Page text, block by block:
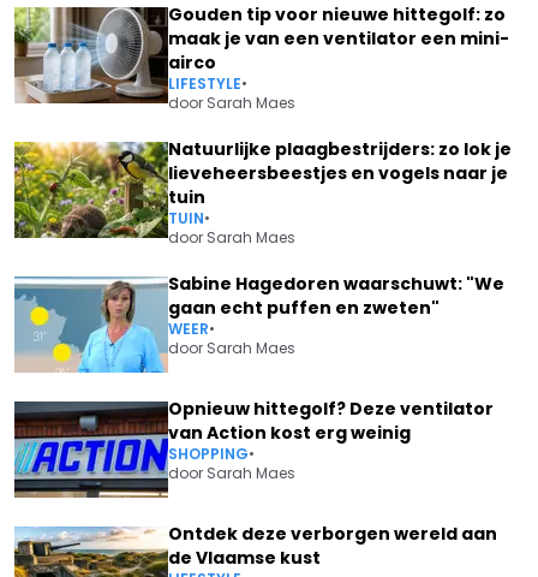
Gouden tip voor nieuwe hittegolf: zo
maak je van een ventilator een mini-
airco
LIFESTYLE•
door Sarah Maes
Natuurlijke plaagbestrijders: zo lok je
lieveheersbeestjes en vogels naar je
tuin
TUIN•
door Sarah Maes
Sabine Hagedoren waarschuwt: "We
gaan echt puffen en zweten"
WEER•
door Sarah Maes
Opnieuw hittegolf? Deze ventilator
van Action kost erg weinig
SHOPPING•
door Sarah Maes
Ontdek deze verborgen wereld aan
de Vlaamse kust